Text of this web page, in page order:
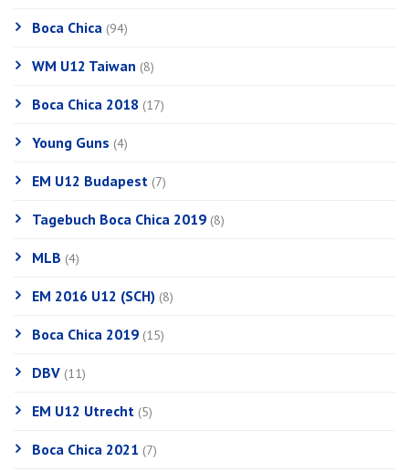
Boca Chica (94)
WM U12 Taiwan (8)
Boca Chica 2018 (17)
Young Guns (4)
EM U12 Budapest (7)
Tagebuch Boca Chica 2019 (8)
MLB (4)
EM 2016 U12 (SCH) (8)
Boca Chica 2019 (15)
DBV (11)
EM U12 Utrecht (5)
Boca Chica 2021 (7)